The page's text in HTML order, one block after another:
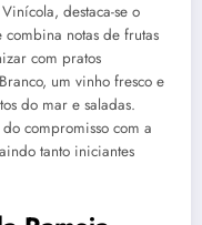
destaca-se o
notas de frutas
com pratos
um vinho fresco e
do mar e saladas.
compromisso com a
tanto iniciantes